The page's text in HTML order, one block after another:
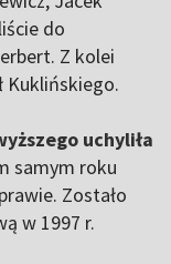
do
Z kolei
Kuklińskiego.
uchyliła
samym roku
Zostało
w 1997 r.